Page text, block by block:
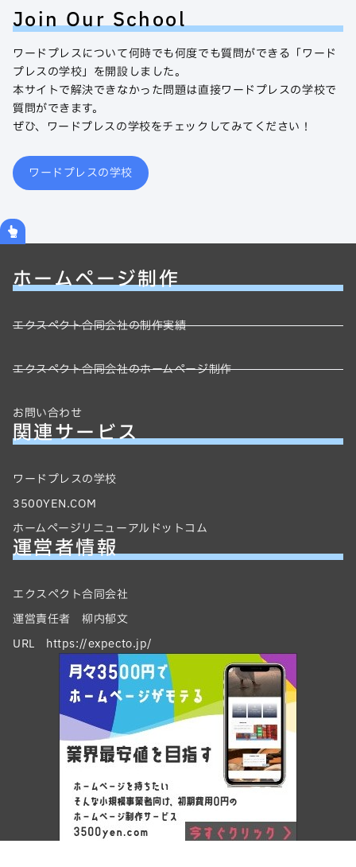
Join Our School
ワードプレスについて何時でも何度でも質問ができる「ワード
プレスの学校」を開設しました。
本サイトで解決できなかった問題は直接ワードプレスの学校で
質問ができます。
ぜひ、ワードプレスの学校をチェックしてみてください！
ワードプレスの学校
ホームページ制作
エクスペクト合同会社の制作実績
エクスペクト合同会社のホームページ制作
お問い合わせ
関連サービス
ワードプレスの学校
3500YEN.COM
ホームページリニューアルドットコム
運営者情報
エクスペクト合同会社
運営責任者 柳内郁文
URL https://expecto.jp/